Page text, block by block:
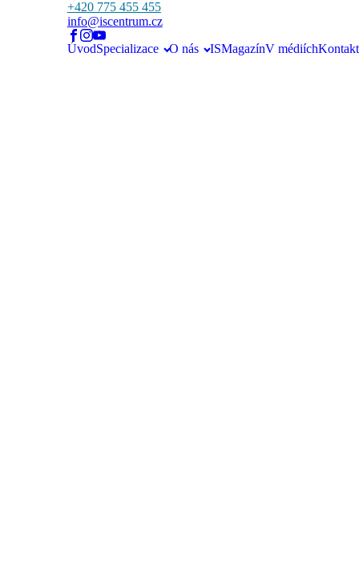
+420 775 455 455
info@iscentrum.cz
ÚvodSpecializace O nás ISMagazínV médiíchKontakt